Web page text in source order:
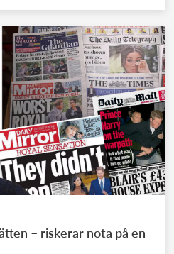
– riskerar nota på en